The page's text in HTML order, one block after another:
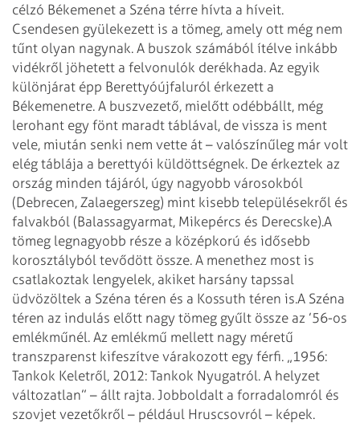
célzó Békemenet a Széna térre hívta a híveit.
Csendesen gyülekezett is a tömeg, amely ott még nem
tűnt olyan nagynak. A buszok számából ítélve inkább
vidékről jöhetett a felvonulók derékhada. Az egyik
különjárat épp Berettyóújfaluról érkezett a
Békemenetre. A buszvezető, mielőtt odébbállt, még
lerohant egy fönt maradt táblával, de vissza is ment
vele, miután senki nem vette át – valószínűleg már volt
elég táblája a berettyói küldöttség­nek. De érkeztek az
ország minden tájáról, úgy nagyobb városok­ból
(Debrecen, Zalaegerszeg) mint kisebb településekről és
falvakból (Balassagyarmat, Mikepércs és Derecske).A
tömeg legnagyobb része a középkorú és idősebb
korosztályból tevődött össze. A menethez most is
csatlakoztak lengyelek, akiket harsány tapssal
üdvözöltek a Széna téren és a Kossuth téren is.A Széna
téren az indulás előtt nagy tömeg gyűlt össze az ’56-os
emlékműnél. Az emlékmű mellett nagy méretű
transzparenst kifeszítve várakozott egy férfi. „1956:
Tankok Keletről, 2012: Tankok Nyugatról. A helyzet
változatlan” – állt rajta. Jobboldalt a forradalomról és
szovjet vezetőkről – például Hruscsovról – képek.